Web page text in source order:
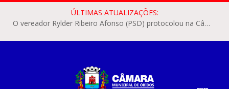
ÚLTIMAS ATUALIZAÇÕES:
O vereador Rylder Ribeiro Afonso (PSD) protocolou na Câmara Municipal de Óbidos o Requerimento nº 346/2026.